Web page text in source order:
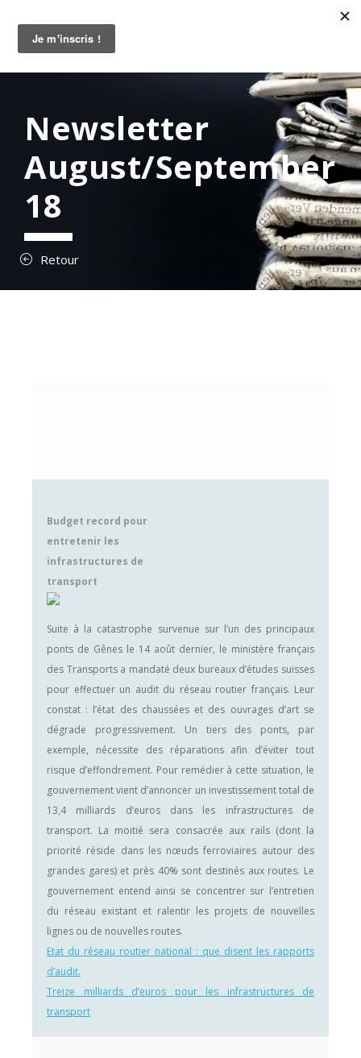
Newsletter
August/September
18
Retour
Budget record pour
entretenir les
infrastructures de
transport
Suite à la catastrophe survenue sur l’un des principaux
ponts de Gênes le 14 août dernier, le ministère français
des Transports a mandaté deux bureaux d’études suisses
pour effectuer un audit du réseau routier français. Leur
constat : l’état des chaussées et des ouvrages d’art se
dégrade progressivement. Un tiers des ponts, par
exemple, nécessite des réparations afin d’éviter tout
risque d’effondrement. Pour remédier à cette situation, le
gouvernement vient d’annoncer un investissement total de
13,4 milliards d’euros dans les infrastructures de
transport. La moitié sera consacrée aux rails (dont la
priorité réside dans les nœuds ferroviaires autour des
grandes gares) et près 40% sont destinés aux routes. Le
gouvernement entend ainsi se concentrer sur l’entretien
du réseau existant et ralentir les projets de nouvelles
lignes ou de nouvelles routes.
Etat du réseau routier national : que disent les rapports
d’audit.
Treize milliards d’euros pour les infrastructures de
transport